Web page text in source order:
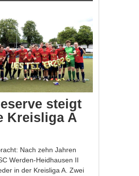
steigt
Kreisliga A
Nach zehn Jahren
Werden-Heidhausen II
in der Kreisliga A. Zwei